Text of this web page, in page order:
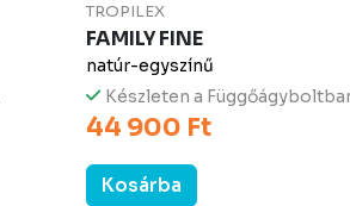
TROPILEX
FAMILY FINE
natúr-egyszínű
Készleten a
44 900 Ft
Kosárba